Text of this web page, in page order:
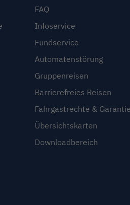
FAQ
Infoservice
Fundservice
Automatenstörung
Gruppenreisen
Barrierefreies Reisen
Fahrgastrechte &
Übersichtskarten
Downloadbereich